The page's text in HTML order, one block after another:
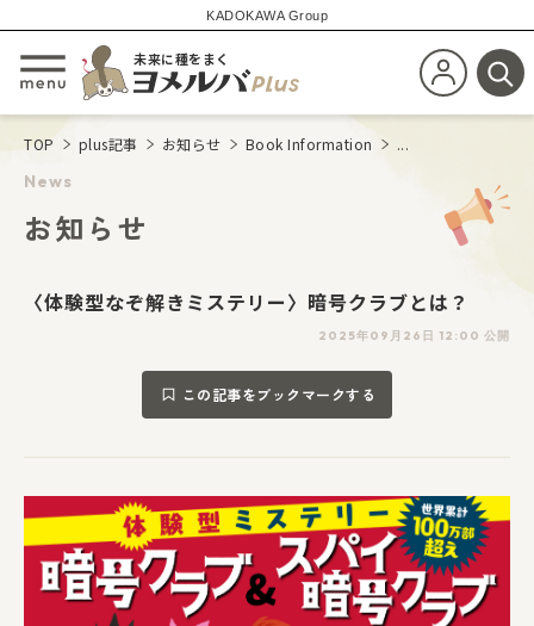
KADOKAWA Group
メニューを開閉する
未来に種をまく
新規会員登
検
TOP plus記事 お知らせ Book Information ...
News
お知らせ
〈体験型なぞ解きミステリー〉暗号クラブとは？
2025年09月26日 12:00 公開
この記事をブックマークする